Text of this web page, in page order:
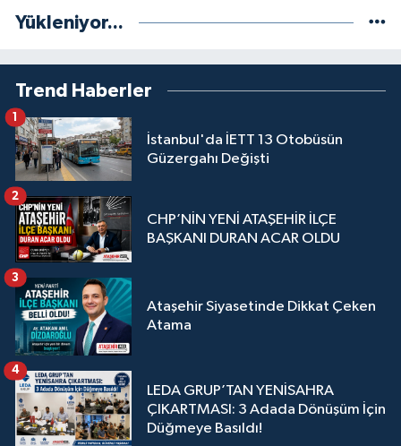
Yükleniyor...
Trend Haberler
İstanbul'da İETT 13 Otobüsün
Güzergahı Değişti
1
CHP’NİN YENİ ATAŞEHİR İLÇE
BAŞKANI DURAN ACAR OLDU
2
Ataşehir Siyasetinde Dikkat Çeken
Atama
3
LEDA GRUP’TAN YENİSAHRA
ÇIKARTMASI: 3 Adada Dönüşüm İçin
Düğmeye Basıldı!
4